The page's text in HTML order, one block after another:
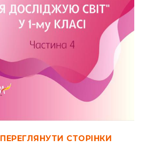
ПЕРЕГЛЯНУТИ СТОРІНКИ